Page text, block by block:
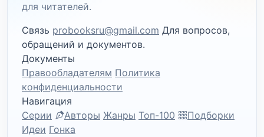
для читателей.
Связь probooksru@gmail.com Для вопросов,
обращений и документов.
Документы
Правообладателям Политика
конфиденциальности
Навигация
Серии
Авторы Жанры Топ-100
Подборки
Идеи Гонка